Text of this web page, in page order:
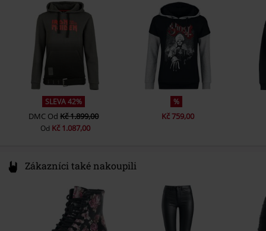
SLEVA 42%
DMC OdKč 1.899,00
Od Kč 1.087,00
%
Kč 759,00
Zákazníci také nakoupili